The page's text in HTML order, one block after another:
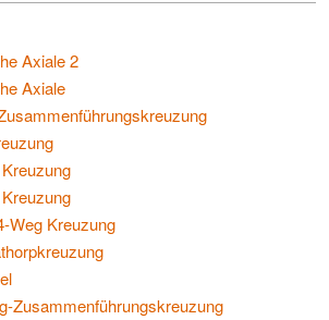
Axiale 2
Axiale
Weg Kreuzung
Zusammenführungskreuzung